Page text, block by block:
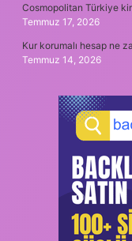
Cosmopolitan Türkiye
Temmuz 17, 2026
Kur korumalı hesap ne
Temmuz 14, 2026